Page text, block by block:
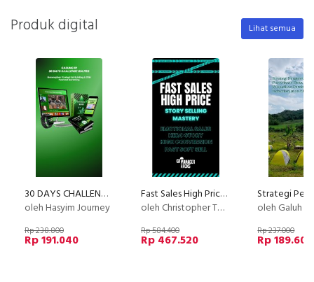
Produk digital Lihat semua
30 DAYS CHALLENGE WA PRO - DAPATKAN RIBUAN PROSPEK DAN CUSTOMER LOYAL DALAM SEBULAN
oleh Hasyim Journey
Rp 238.800
Rp 191.040
Fast Sales High Price with Story Selling
oleh Christopher Tobing
Rp 584.400
Rp 467.520
oleh Galuh Alif
Rp 237.000
Rp 189.600